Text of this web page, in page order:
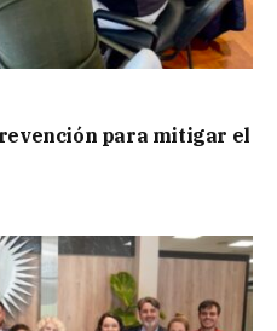
para mitigar el